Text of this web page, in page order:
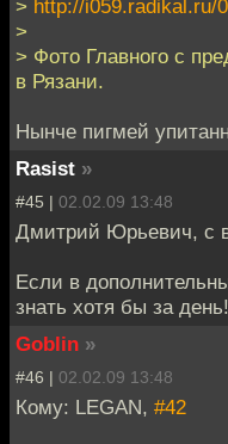
> http://i059.radikal.ru/
>
> Фото Главного с
в Рязани.
Нынче пигмей
Rasist »
#45 | 02.02.09 13:48
Дмитрий Юрьевич, с
Если в
знать хотя бы за
Goblin »
#46 | 02.02.09 13:48
Кому: LEGAN, #42